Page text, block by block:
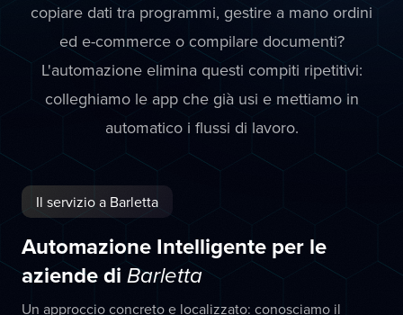
copiare dati tra programmi, gestire a mano ordini
ed e-commerce o compilare documenti?
L'automazione elimina questi compiti ripetitivi:
colleghiamo le app che già usi e mettiamo in
automatico i flussi di lavoro.
Il servizio a Barletta
Automazione Intelligente per le
aziende di Barletta
Un approccio concreto e localizzato: conosciamo il